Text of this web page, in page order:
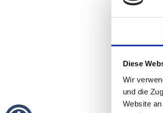
Diese
Wir
und die
Website
Damit
Hier